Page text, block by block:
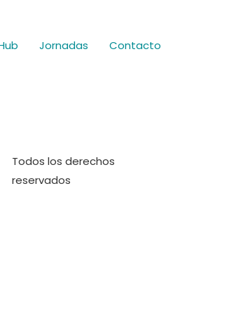
Jornadas Contacto
Todos los derechos
reservados